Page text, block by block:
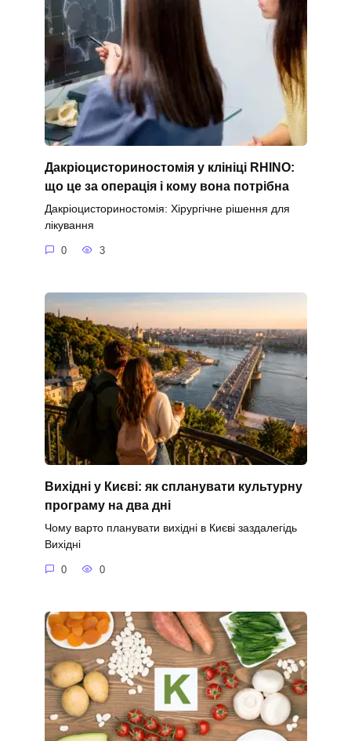
Дакріоцисториностомія у клініці RHINO:
що це за операція і кому вона потрібна
Дакріоцисториностомія: Хірургічне рішення для
лікування
0 3
Вихідні у Києві: як спланувати культурну
програму на два дні
Чому варто планувати вихідні в Києві заздалегідь
Вихідні
0 0